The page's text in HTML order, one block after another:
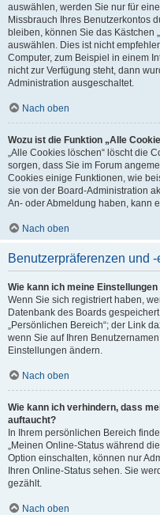
auswählen, werden Sie nur für
Missbrauch Ihres Benutzerkontos
bleiben, können Sie das Kästchen
auswählen. Dies ist nicht
Computer, zum Beispiel in einem
nicht zur Verfügung steht, dann
Administration ausgeschaltet.
Nach oben
Wozu ist die Funktion „Alle
„Alle Cookies löschen“ löscht die
sorgen, dass Sie im Forum
Cookies einige Funktionen, wie
sie von der Board-Administration
An- oder Abmeldung haben, kann
Nach oben
Benutzerpräferenzen und
Wie kann ich meine
Wenn Sie sich registriert haben,
Datenbank des Boards
„Persönlichen Bereich“; der Link
wenn Sie auf Ihren
Einstellungen ändern.
Nach oben
Wie kann ich verhindern, dass
auftaucht?
In Ihrem persönlichen Bereich
„Meinen Online-Status während
Option einschalten, können nur
Ihren Online-Status sehen. Sie
gezählt.
Nach oben